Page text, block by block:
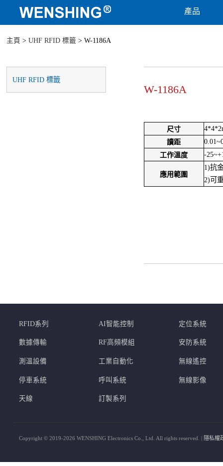
產品
主頁 > UHF RFID 標籤 > W-1186A
UHF RFID 標籤
W-1186A
尺寸
讀距
工作溫度 -
應用範圍
1)抗
2)可
RFID系列 AI智能控制 定位系統
數據傳輸 RF高頻模組 安防系統
測溫設備 工業自動化 無線遙控
停車系統 呼叫系統 無線影像
天線 訂製系列
Copyright © 2019-2026 WENSHING Electronics Co., Ltd. All rights reserved. | 隱私權